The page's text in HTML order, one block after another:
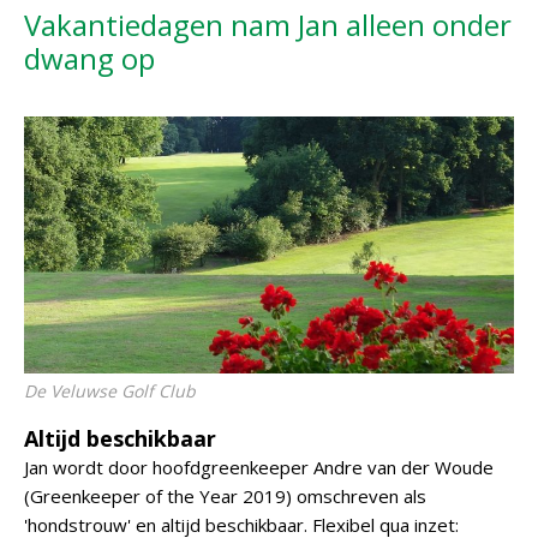
Vakantiedagen nam Jan alleen onder
dwang op
De Veluwse Golf Club
Altijd beschikbaar
Jan wordt door hoofdgreenkeeper Andre van der Woude
(Greenkeeper of the Year 2019) omschreven als
'hondstrouw' en altijd beschikbaar. Flexibel qua inzet: